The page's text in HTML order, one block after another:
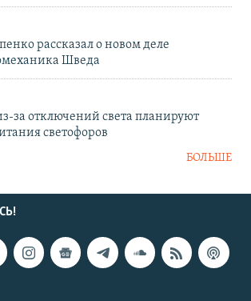
рассказал о новом деле
Шведа
за отключений света планируют
светофоров
БОЛЬШЕ